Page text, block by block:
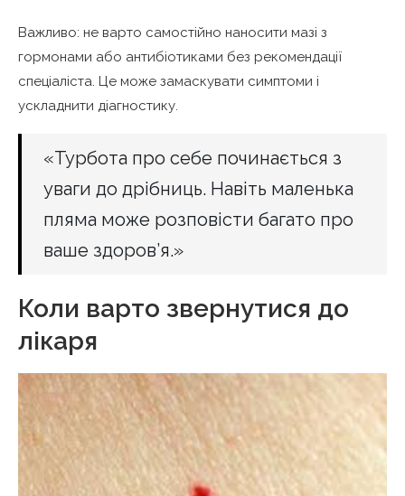
Важливо: не варто самостійно наносити мазі з
гормонами або антибіотиками без рекомендації
спеціаліста. Це може замаскувати симптоми і
ускладнити діагностику.
«Турбота про себе починається з
уваги до дрібниць. Навіть маленька
пляма може розповісти багато про
ваше здоров’я.»
Коли варто звернутися до
лікаря